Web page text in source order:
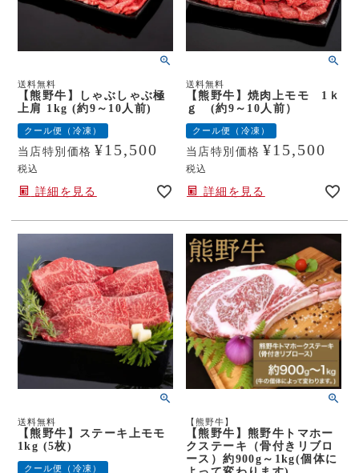
送料無料
【熊野牛】しゃぶしゃぶ極
上肩 1kg (約9～10人前)
クール便（冷凍）
当店特別価格 ¥15,500
税込
詳細を見る
送料無料
【熊野牛】焼肉上モモ 1ｋ
ｇ (約9～10人前）
クール便（冷凍）
当店特別価格 ¥15,500
税込
詳細を見る
送料無料
【熊野牛】ステーキ上モモ
1kg (5枚)
クール便（冷凍）
【熊野牛】
【熊野牛】熊野牛トマホー
クステーキ（骨付きリブロ
ース）約900g～1kg(個体に